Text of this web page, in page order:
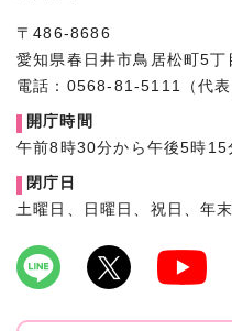
〒486-8686
愛知県春日井市鳥居松町5丁
電話：0568-81-5111（代表
開庁時間
午前8時30分から午後5時15
閉庁日
土曜日、日曜日、祝日、年